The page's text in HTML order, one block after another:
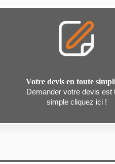
Votre devis en toute
Demander votre devis est
simple cliquez ici !